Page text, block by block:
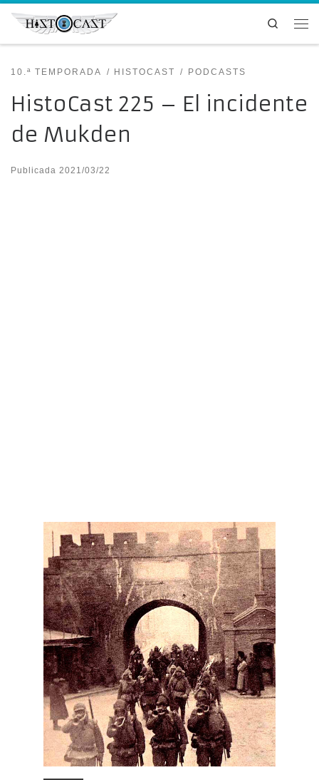
Saltar al contenido
Search
10.ª TEMPORADA HISTOCAST PODCASTS
HistoCast 225 – El incidente
de Mukden
Publicada 2021/03/22